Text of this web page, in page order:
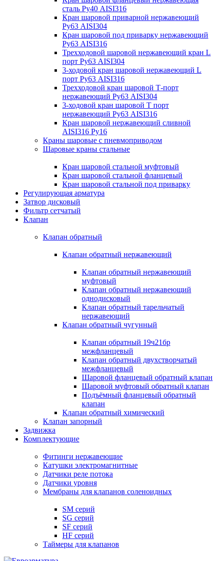
сталь Ру40 AISI316
Кран шаровой приварной нержавеющий
Ру63 AISI304
Кран шаровой под приварку нержавеющий
Ру63 AISI316
Трехходовой шаровой нержавеющий кран L
порт Ру63 AISI304
3-ходовой кран шаровой нержавеющий L
порт Ру63 AISI316
Трехходовой кран шаровой Т-порт
нержавеющий Ру63 AISI304
3-ходовой кран шаровой Т порт
нержавеющий Ру63 AISI316
Кран шаровой нержавеющий сливной
AISI316 Ру16
Краны шаровые с пневмоприводом
Шаровые краны стальные
Кран шаровой стальной муфтовый
Кран шаровой стальной фланцевый
Кран шаровой стальной под приварку
Регулирующая арматура
Затвор дисковый
Фильтр сетчатый
Клапан
Клапан обратный
Клапан обратный нержавеющий
Клапан обратный нержавеющий
муфтовый
Клапан обратный нержавеющий
однодисковый
Клапан обратный тарельчатый
нержавеющий
Клапан обратный чугунный
Клапан обратный 19ч21бр
межфланцевый
Клапан обратный двухстворчатый
межфланцевый
Шаровой фланцевый обратный клапан
Шаровой муфтовый обратный клапан
Подъёмный фланцевый обратный
клапан
Клапан обратный химический
Клапан запорный
Задвижка
Комплектующие
Фитинги нержавеющие
Катушки электромагнитные
Датчики реле потока
Датчики уровня
Мембраны для клапанов соленоидных
SM серий
SG серий
SF серий
HF серий
Таймеры для клапанов